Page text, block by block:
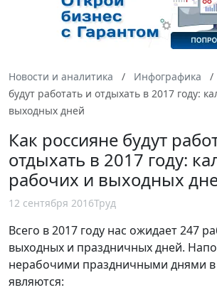
Новости и аналитика Инфографика
будут работать и отдыхать в 2017 году:
выходных дней
Как россияне будут
отдыхать в 2017 году:
рабочих и выходных
12 сентября 2016Труд
Всего в 2017 году нас ожидает 247
выходных и праздничных дней.
нерабочими праздничными днями в
являются: